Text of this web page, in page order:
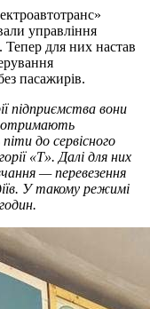
управління
Тепер для них настав
пасажирів.
підприємства вони
отримають
до сервісного
«Т». Далі для них
— перевезення
У такому режимі